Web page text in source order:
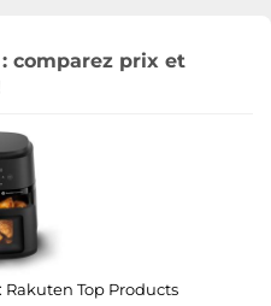
comparez prix et
Rakuten Top Products